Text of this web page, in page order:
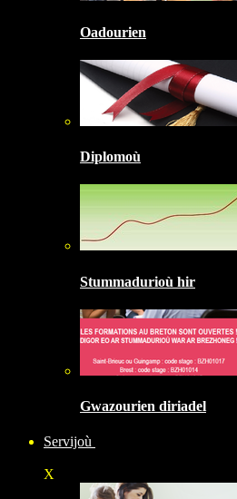
Oadourien
Diplomoù
Stummadurioù hir
Gwazourien diriadel
Servijoù
X